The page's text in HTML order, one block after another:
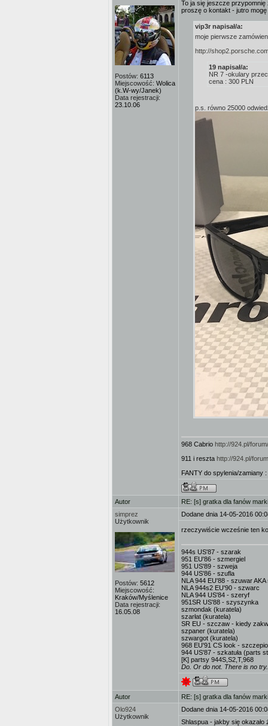
Postów: 6113
Miejscowość: Wolica
(k.W-wy/Janek)
Data rejestracji:
23.10.06
To ja się jeszcze
proszę o kontakt - jutro
vip3r napisał/a:
moje pierwsze
http://
19 napisał/a:
NR 7 -okulary
cena : 300 PLN
p.s. równo 25000
968 Cabrio http://924.pl/
911 i reszta http://924.pl/
FANTY do spylenia/zamiany :
Autor
RE: [s] gratka dla fanów marki
simprez
Użytkownik
Postów: 5612
Miejscowość:
Kraków/Myślenice
Data rejestracji:
16.05.08
Dodane dnia 14-05-2016
rzeczywiście wcześnie ten
944s US'87 - szarak
951 EU'86 - szmergiel
951 US'89 - szweja
944 US'86 - szufla
NLA 944 EU'88 - szuwar
NLA 944s2 EU'90 - szwarc
NLA 944 US'84 - szeryf
951SR US'88 - szyszynka
szmondak (kuratela)
szarłat (kuratela)
SR EU - szczaw - kiedy
szpaner (kuratela)
szwargot (kuratela)
968 EU'91 CS look -
944 US'87 - szkatuła (parts
[K] partsy 944S,S2,T,968
Do. Or do not. There is no try.
Autor
RE: [s] gratka dla fanów marki
Olo924
Użytkownik
Dodane dnia 14-05-2016
Shlaspua - jakby się